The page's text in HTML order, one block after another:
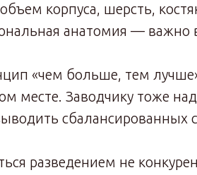
корпуса, шерсть,
анатомия — важно
«чем больше, тем
месте. Заводчику тоже
сбалансированных
разведением не